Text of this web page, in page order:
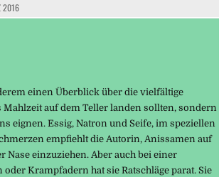
2016
einen Überblick über die vielfältige
auf dem Teller landen sollten, sondern
eignen. Essig, Natron und Seife, im speziellen
empfiehlt die Autorin, Anissamen auf
Nase einzuziehen. Aber auch bei einer
Krampfadern hat sie Ratschläge parat. Sie